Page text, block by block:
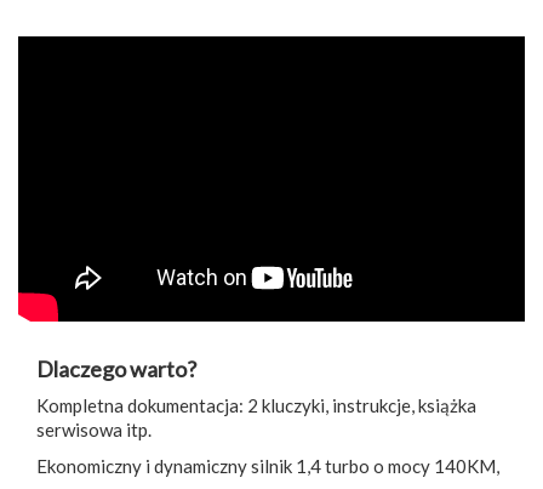
Dlaczego warto?
Kompletna dokumentacja: 2 kluczyki, instrukcje, książka
serwisowa itp.
Ekonomiczny i dynamiczny silnik 1,4 turbo o mocy 140KM,